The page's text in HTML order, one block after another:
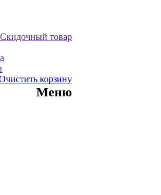
Скидочный товар
корзину
Меню